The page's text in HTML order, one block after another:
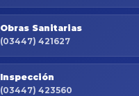
Obras Sanitarias
(03447) 421627
Inspección
(03447) 423560